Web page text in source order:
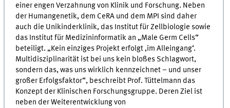
einer engen Verzahnung von Klinik und Forschung. Neben
der Humangenetik, dem CeRA und dem MPI sind daher
auch die Unikinderklinik, das Institut für Zellbiologie sowie
das Institut für Medizininformatik an „Male Germ Cells“
beteiligt. „Kein einziges Projekt erfolgt ‚im Alleingang‘.
Multidisziplinarität ist bei uns kein bloßes Schlagwort,
sondern das, was uns wirklich kennzeichnet – und unser
großer Erfolgsfaktor“, beschreibt Prof. Tüttelmann das
Konzept der Klinischen Forschungsgruppe. Deren Ziel ist
neben der Weiterentwicklung von